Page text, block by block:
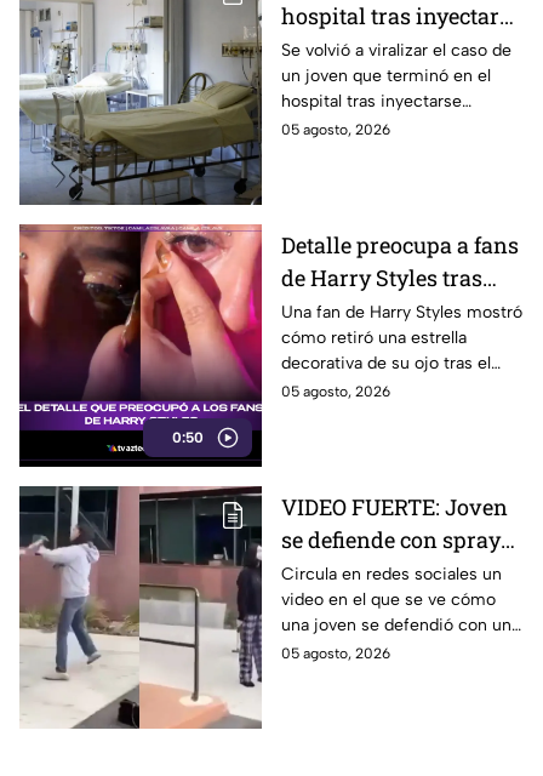
hospital tras inyectarse
mercurio; quería ser
como Wolverine
Se volvió a viralizar el caso de
un joven que terminó en el
hospital tras inyectarse
mercurio, pues quería
05 agosto, 2026
0:50
Detalle preocupa a fans
de Harry Styles tras
concierto
Una fan de Harry Styles mostró
cómo retiró una estrella
decorativa de su ojo tras el
concierto tras haber llorado,
05 agosto, 2026
VIDEO FUERTE: Joven
se defiende con spray
de alumna que la iba a
atacar con un martillo
¿en dónde fue?
Circula en redes sociales un
video en el que se ve cómo
una joven se defendió con un
spray de otra alumna que
05 agosto, 2026